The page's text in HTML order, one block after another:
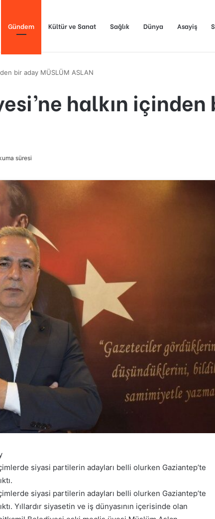
Gündem Kültür ve Sanat Sağlık Dünya Asayiş
bir aday MÜSLÜM ASLAN
halkın içinden
süresi
siyasi partilerin adayları belli olurken Gaziantep’te
siyasi partilerin adayları belli olurken Gaziantep’te
Yıllardır siyasetin ve iş dünyasının içerisinde olan